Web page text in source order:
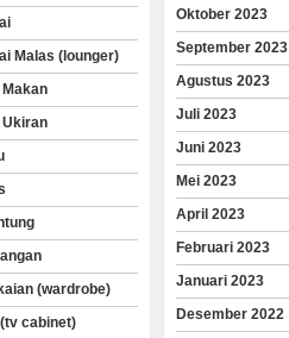
Malas (lounger)
Ukiran
(wardrobe)
cabinet)
Oktober 2023
September 2023
Agustus 2023
Juli 2023
Juni 2023
Mei 2023
April 2023
Februari 2023
Januari 2023
Desember 2022